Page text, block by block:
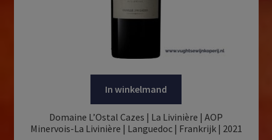
In winkelmand
Domaine L’Ostal Cazes | La Livinière | AOP
Minervois-La Livinière | Languedoc | Frankrijk | 2021